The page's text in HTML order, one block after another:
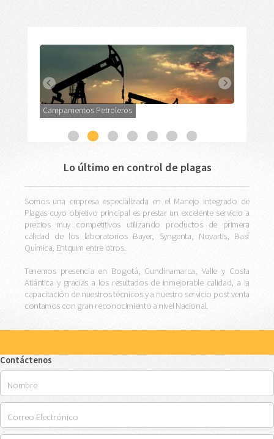
Campamentos Petroleros
Lo último en control de plagas
Somos una empresa especializada en el Manejo Integrado de
Plagas cuyo objetivo principal es prestar un excelente servicio a
precios muy competitivos utilizando productos de primera
calidad de los laboratorios Bayer, Syngenta, Novartis, Basf
Química, Entquim entre otros.
Tenemos presencia en Bogotá, Cundinamarca, Valle y Costa
Atlántica y gracias a los resultados de inmejorable calidad, a la
capacitación de nuestros técnicos y a nuestro servicio post venta
contamos con gran reconocimiento a nivel Nacional.
Contáctenos